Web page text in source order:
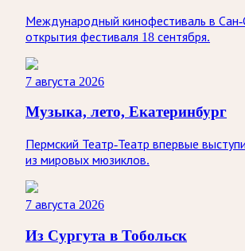
Международный кинофестиваль в Сан-
открытия фестиваля 18 сентября.
7 августа 2026
Музыка, лето, Екатеринбург
Пермский Театр-Театр впервые
из мировых мюзиклов.
7 августа 2026
Из Сургута в Тобольск